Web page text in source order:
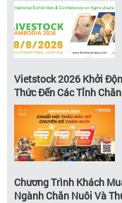
Vietstock 2026 Khởi
Thức Đến Các Tỉnh
Chương Trình Khách
Ngành Chăn Nuôi Và